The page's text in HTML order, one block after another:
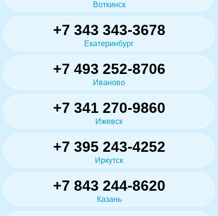
Воткинск
+7 343 343-3678
Екатеринбург
+7 493 252-8706
Иваново
+7 341 270-9860
Ижевск
+7 395 243-4252
Иркутск
+7 843 244-8620
Казань